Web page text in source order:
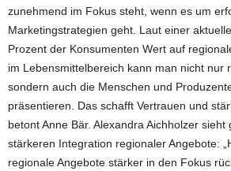
zunehmend im Fokus steht, wenn es um
Marketingstrategien geht. Laut einer
Prozent der Konsumenten Wert auf
im Lebensmittelbereich kann man nicht nur
sondern auch die Menschen und
präsentieren. Das schafft Vertrauen und
betont Anne Bär. Alexandra Aichholzer
stärkeren Integration regionaler Angebote:
regionale Angebote stärker in den Fokus